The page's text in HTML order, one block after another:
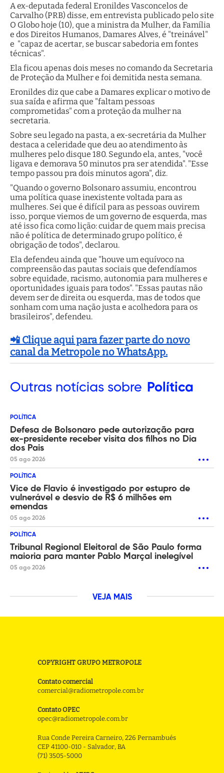
A ex-deputada federal Eronildes Vasconcelos de
Carvalho (PRB) disse, em entrevista publicado pelo site
O Globo hoje (10), que a ministra da Mulher, da Família
e dos Direitos Humanos, Damares Alves, é "treinável"
e "capaz de acertar, se buscar sabedoria em fontes
técnicas".
Ela ficou apenas dois meses no comando da Secretaria
de Proteção da Mulher e foi demitida nesta semana.
Eronildes diz que cabe a Damares explicar o motivo de
sua saída e afirma que "faltam pessoas
comprometidas" com a proteção da mulher na
secretaria.
Sobre seu legado na pasta, a ex-secretária da Mulher
destaca a celeridade que deu ao atendimento às
mulheres pelo disque 180. Segundo ela, antes, "você
ligava e demorava 50 minutos pra ser atendida". "Esse
tempo passou pra dois minutos agora", diz.
"Quando o governo Bolsonaro assumiu, encontrou
uma política quase inexistente voltada para as
mulheres. Sei que é difícil para as pessoas ouvirem
isso, porque viemos de um governo de esquerda, mas
até isso fica como lição: cuidar de quem mais precisa
não é política de determinado grupo político, é
obrigação de todos", declarou.
Ela defendeu ainda que "houve um equívoco na
compreensão das pautas sociais que defendíamos
sobre equidade, racismo, autonomia para mulheres e
oportunidades iguais para todos". "Essas pautas não
devem ser de direita ou esquerda, mas de todos que
sonham com uma nação justa e acolhedora para os
brasileiros", defendeu.
📲 Clique aqui para fazer parte do novo
canal da Metropole no WhatsApp.
Outras notícias sobre Política
POLÍTICA
Defesa de Bolsonaro pede autorização para
ex-presidente receber visita dos filhos no Dia
dos Pais
05 ago 2026
POLÍTICA
Vice de Flavio é investigado por estupro de
vulnerável e desvio de R$ 6 milhões em
emendas
05 ago 2026
POLÍTICA
Tribunal Regional Eleitoral de São Paulo forma
maioria para manter Pablo Marçal inelegível
05 ago 2026
VEJA MAIS
COPYRIGHT GRUPO METROPOLE
Contato comercial
comercial@radiometropole.com.br
Contato OPEC
opec@radiometropole.com.br
Rua Conde Pereira Carneiro, 226 Pernambués
CEP 41100-010 - Salvador, BA
(71) 3505-5000